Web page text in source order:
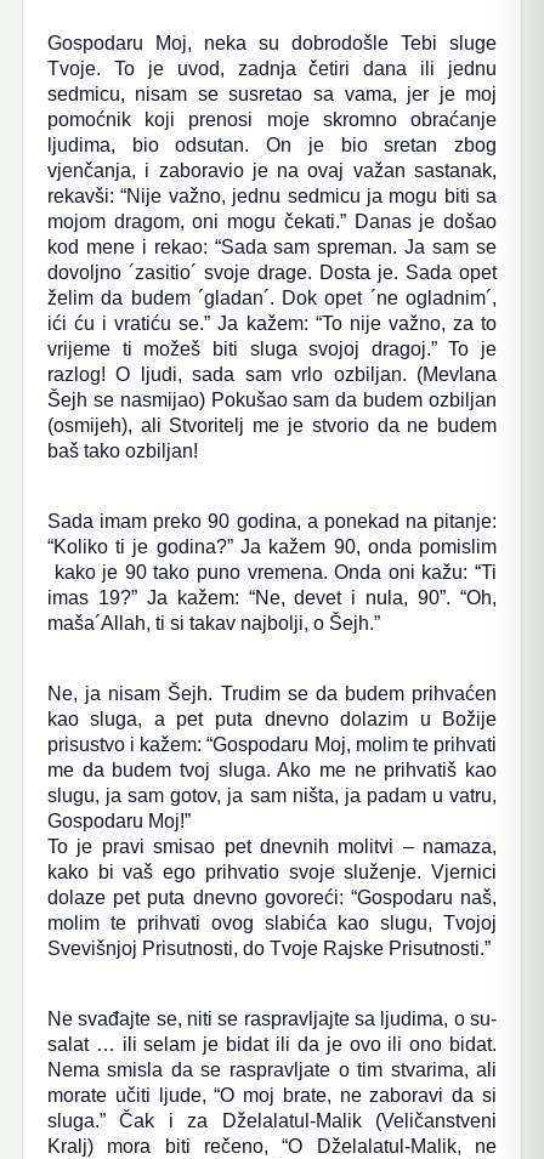
Gospodaru Moj, neka su dobrodošle Tebi sluge
Tvoje. To je uvod, zadnja četiri dana ili jednu
sedmicu, nisam se susretao sa vama, jer je moj
pomoćnik koji prenosi moje skromno obraćanje
ljudima, bio odsutan. On je bio sretan zbog
vjenčanja, i zaboravio je na ovaj važan sastanak,
rekavši: “Nije važno, jednu sedmicu ja mogu biti sa
mojom dragom, oni mogu čekati.” Danas je došao
kod mene i rekao: “Sada sam spreman. Ja sam se
dovoljno ´zasitio´ svoje drage. Dosta je. Sada opet
želim da budem ´gladan´. Dok opet ´ne ogladnim´,
ići ću i vratiću se.” Ja kažem: “To nije važno, za to
vrijeme ti možeš biti sluga svojoj dragoj.” To je
razlog! O ljudi, sada sam vrlo ozbiljan. (Mevlana
Šejh se nasmijao) Pokušao sam da budem ozbiljan
(osmijeh), ali Stvoritelj me je stvorio da ne budem
baš tako ozbiljan!
Sada imam preko 90 godina, a ponekad na pitanje:
“Koliko ti je godina?” Ja kažem 90, onda pomislim
kako je 90 tako puno vremena. Onda oni kažu: “Ti
imas 19?” Ja kažem: “Ne, devet i nula, 90”. “Oh,
maša´Allah, ti si takav najbolji, o Šejh.”
Ne, ja nisam Šejh. Trudim se da budem prihvaćen
kao sluga, a pet puta dnevno dolazim u Božije
prisustvo i kažem: “Gospodaru Moj, molim te prihvati
me da budem tvoj sluga. Ako me ne prihvatiš kao
slugu, ja sam gotov, ja sam ništa, ja padam u vatru,
Gospodaru Moj!”
To je pravi smisao pet dnevnih molitvi – namaza,
kako bi vaš ego prihvatio svoje služenje. Vjernici
dolaze pet puta dnevno govoreći: “Gospodaru naš,
molim te prihvati ovog slabića kao slugu, Tvojoj
Svevišnjoj Prisutnosti, do Tvoje Rajske Prisutnosti.”
Ne svađajte se, niti se raspravljajte sa ljudima, o su-
salat … ili selam je bidat ili da je ovo ili ono bidat.
Nema smisla da se raspravljate o tim stvarima, ali
morate učiti ljude, “O moj brate, ne zaboravi da si
sluga.” Čak i za Dželalatul-Malik (Veličanstveni
Kralj) mora biti rečeno, “O Dželalatul-Malik, ne